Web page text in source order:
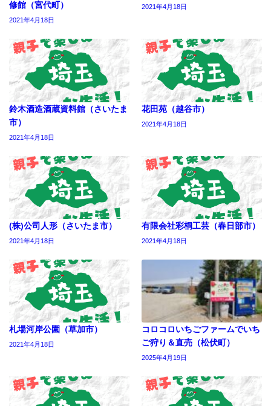
修館（宮代町）
2021年4月18日
2021年4月18日
鈴木酒造酒蔵資料館（さいたま
市）
2021年4月18日
花田苑（越谷市）
2021年4月18日
(株)公司人形（さいたま市）
2021年4月18日
有限会社彩桐工芸（春日部市）
2021年4月18日
札場河岸公園（草加市）
2021年4月18日
コロコロいちごファームでいち
ご狩り＆直売（松伏町）
2025年4月19日